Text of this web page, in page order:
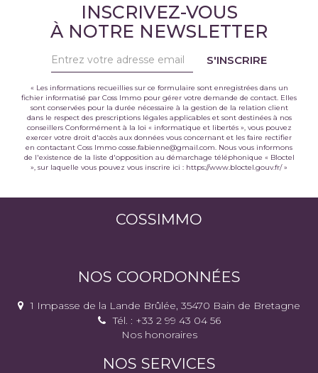
INSCRIVEZ-VOUS
À NOTRE NEWSLETTER
S'INSCRIRE
« Les informations recueillies sur ce formulaire sont enregistrées dans un
fichier informatisé par Coss Immo pour gérer votre demande de contact. Elles
sont conservées pour la durée nécessaire à la gestion de la relation client
dans le respect des prescriptions légales applicables et sont destinées à nos
conseillers Conformément à la loi « informatique et libertés », vous pouvez
exercer votre droit d'accès aux données vous concernant et les faire rectifier
en contactant Coss Immo cosse.fabienne@gmail.com. Nous vous informons
de l'existence de la liste d'opposition au démarchage téléphonique « Bloctel
», sur laquelle vous pouvez vous inscrire ici : https://www.bloctel.gouv.fr/»
COSSIMMO
NOS COORDONNÉES
1 Impasse de la Lande Brûlée, 35470 Bain de Bretagne
Tél. : +33 2 99 43 04 56
Nos honoraires
NOS SERVICES